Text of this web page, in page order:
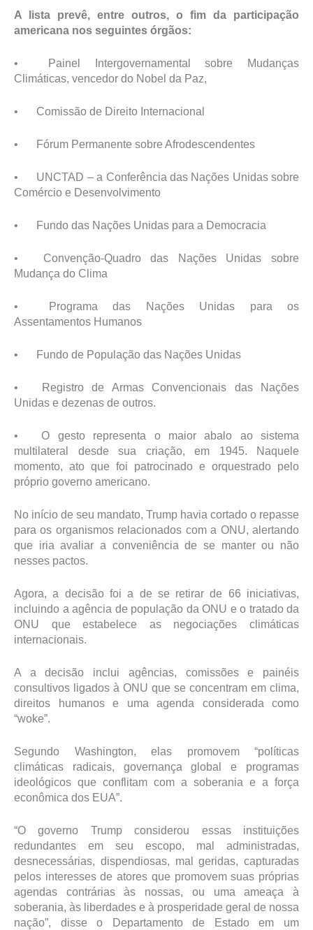
A lista prevê, entre outros, o fim da participação
americana nos seguintes órgãos:
•
Painel Intergovernamental sobre Mudanças
Climáticas, vencedor do Nobel da Paz,
• Comissão de Direito Internacional
• Fórum Permanente sobre Afrodescendentes
•
UNCTAD – a Conferência das Nações Unidas sobre
Comércio e Desenvolvimento
• Fundo das Nações Unidas para a Democracia
•
Convenção-Quadro das Nações Unidas sobre
Mudança do Clima
•
Programa das Nações Unidas para os
Assentamentos Humanos
• Fundo de População das Nações Unidas
•
Registro de Armas Convencionais das Nações
Unidas e dezenas de outros.
•
O gesto representa o maior abalo ao sistema
multilateral desde sua criação, em 1945. Naquele
momento, ato que foi patrocinado e orquestrado pelo
próprio governo americano.
No início de seu mandato, Trump havia cortado o repasse
para os organismos relacionados com a ONU, alertando
que iria avaliar a conveniência de se manter ou não
nesses pactos.
Agora, a decisão foi a de se retirar de 66 iniciativas,
incluindo a agência de população da ONU e o tratado da
ONU que estabelece as negociações climáticas
internacionais.
A a decisão inclui agências, comissões e painéis
consultivos ligados à ONU que se concentram em clima,
direitos humanos e uma agenda considerada como
“woke”.
Segundo Washington, elas promovem “políticas
climáticas radicais, governança global e programas
ideológicos que conflitam com a soberania e a força
econômica dos EUA”.
“O governo Trump considerou essas instituições
redundantes em seu escopo, mal administradas,
desnecessárias, dispendiosas, mal geridas, capturadas
pelos interesses de atores que promovem suas próprias
agendas contrárias às nossas, ou uma ameaça à
soberania, às liberdades e à prosperidade geral de nossa
nação”, disse o Departamento de Estado em um